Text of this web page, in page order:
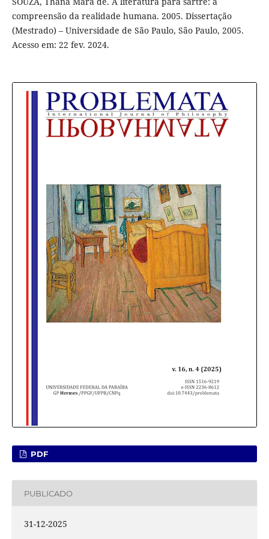
compreensão da realidade humana. 2005. Dissertação
(Mestrado) – Universidade de São Paulo, São Paulo, 2005.
Acesso em: 22 fev. 2024.
PDF
PUBLICADO
31-12-2025